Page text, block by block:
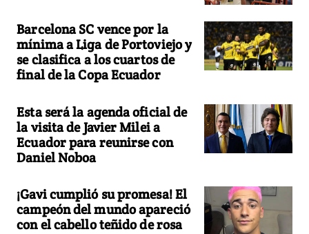
Barcelona SC vence por la
mínima a Liga de Portoviejo y
se clasifica a los cuartos de
final de la Copa Ecuador
Esta será la agenda oficial de
la visita de Javier Milei a
Ecuador para reunirse con
Daniel Noboa
¡Gavi cumplió su promesa! El
campeón del mundo apareció
con el cabello teñido de rosa